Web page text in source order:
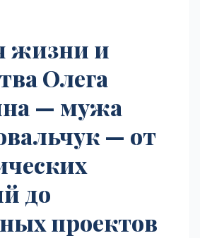
жизни и
Олега
— мужа
— от
до
проектов